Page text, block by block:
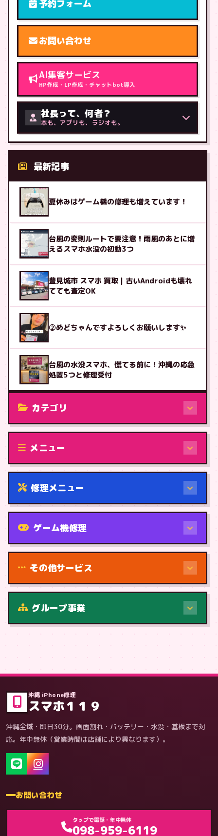
予約フォーム
お問い合わせ
AI集客サービス
HP作成・LP作成・チャットbot導入
社長って、何者？
本も、アプリも、ラジオも。
最新記事
夏休みはゲーム機の修理も増えています！
台風の変則ルートで要注意！雨風のあとに増
えるスマホ水没の初動3つ
豊見城市 スマホ 買取｜古いAndroidも壊れ
てても査定OK
②めどちゃんですよろしくお願いします✨
台風の水没スマホ、慌てる前に！沖縄の応急
処置5つと修理受付
カテゴリ
修理（機種から）
メニュー
修理メニュー
機種から
症状・内容から
ゲーム機修理
その他サービス
グループ事業
沖縄 iPhone修理
スマホ１１９
沖縄全域・即日30分。画面割れ・バッテリー・水没・基板まで対
応。年中無休（営業時間は店舗により異なります）。
お問い合わせ
タップで電話・年中無休
098-959-6119